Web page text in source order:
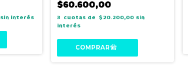
sin interés
$60.600,00
3 $20.200,00 sin
interés